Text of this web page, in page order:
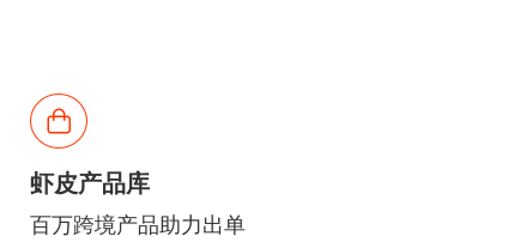
虾皮产品库
百万跨境产品助力出单